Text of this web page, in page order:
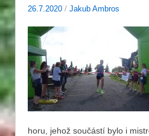
26.7.2020 / Jakub Ambros
horu, jehož součástí bylo i